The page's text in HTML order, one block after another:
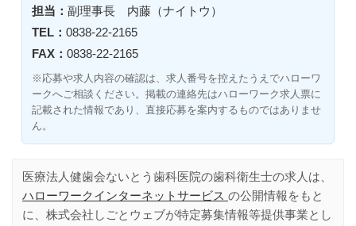
担当： 副理事長 内藤（ナイトウ）
TEL： 0838-22-2165
FAX： 0838-22-2165
※応募や求人内容の確認は、求人番号を控えたうえでハローワ
ークへご相談ください。掲載の連絡先はハローワーク求人票に
記載された情報であり、直接応募を案内するものではありませ
ん。
医療法人健歯会ないとう歯科医院の歯科衛生士の求人は、
ハローワークインターネットサービス の公開情報をもと
に、株式会社しごとウェブが特定募集情報等提供事業とし